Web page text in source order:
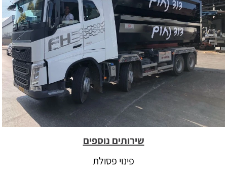
שירותים נוספים
פינוי פסולת